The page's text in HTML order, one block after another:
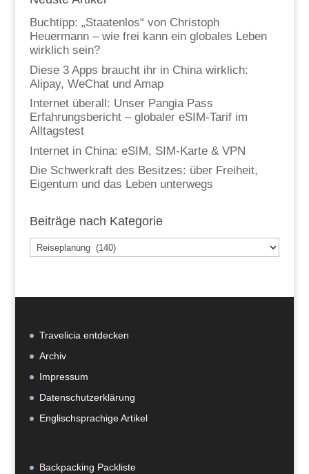
Buchtipp: „Staatenlos“ von Christoph
Heuermann – wie frei kann ein globales Leben
wirklich sein?
Diese 3 Apps braucht ihr in China wirklich:
Alipay, WeChat und Amap
Internet überall: Unser Pangia Pass
Erfahrungsbericht – globaler eSIM-Tarif im
Alltagstest
Internet in China: eSIM, SIM-Karte & VPN
Die Schwerkraft des Besitzes: über Freiheit,
Eigentum und das Leben unterwegs
Beiträge nach Kategorie
Beiträge
nach
Travelicia entdecken
Archiv
Impressum
Datenschutzerklärung
Englischsprachige Artikel
Backpacking Packliste